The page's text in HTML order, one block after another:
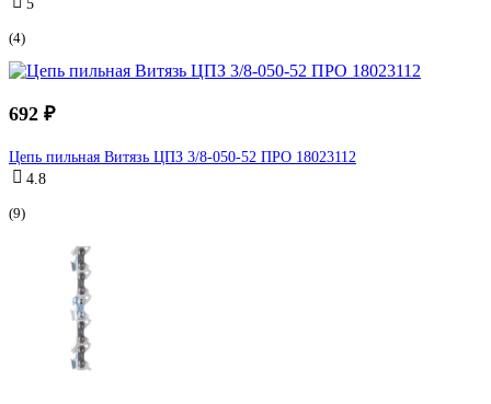
5
(4)
692 ₽
Цепь пильная Витязь ЦПЗ 3/8-050-52 ПРО 18023112
4.8
(9)